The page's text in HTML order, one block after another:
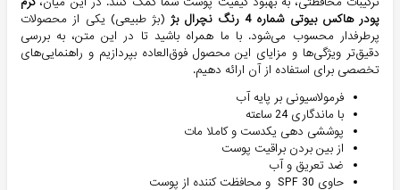
پودر هاکس بیوتی شماره 4 رنگ نچرال بژ
(بژ طبیعی) یکی از محصولات
پرطرفدار محسوب می‌شود. با ما همراه باشید تا در این متن، به بررسی
دقیق‌تر ویژگی‌ها و مزایای این محصول فوق‌العاده بپردازیم و راهنمایی‌های
تخصصی برای استفاده از آن ارائه دهیم.
فرمولاسیونی بر پایه آب
با ماندگاری 24 ساعته
پوششی دهی یکدست و کاملا مات
از بین بردن براقیت پوست
ضد تعریق و آب
حاوی 30 SPF و محافظت کننده از پوست